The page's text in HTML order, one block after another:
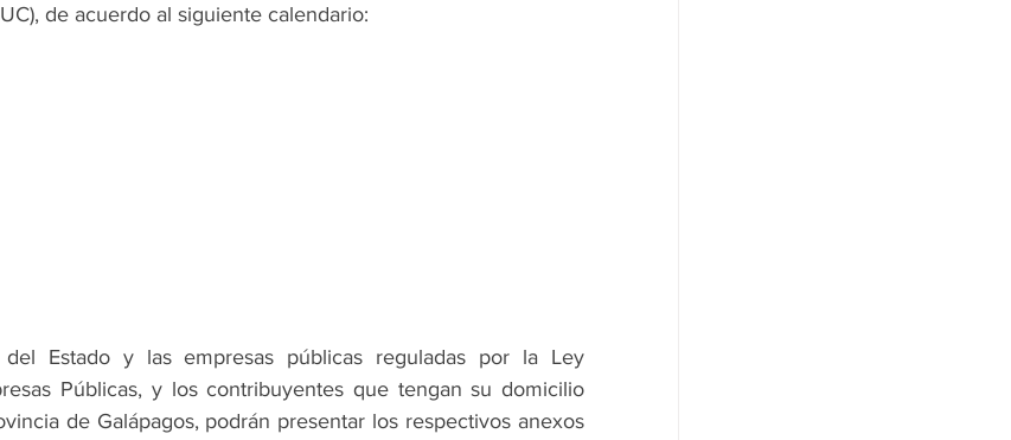
de acuerdo al siguiente calendario:
del Estado y las empresas públicas reguladas por la Ley
Públicas, y los contribuyentes que tengan su domicilio
de Galápagos, podrán presentar los respectivos anexos